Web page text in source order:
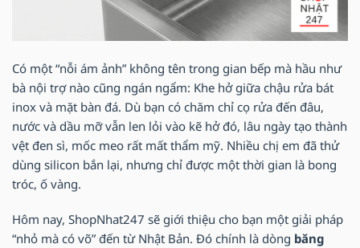
Có một “nỗi ám ảnh” không tên trong gian bếp mà hầu như
bà nội trợ nào cũng ngán ngẩm: Khe hở giữa chậu rửa bát
inox và mặt bàn đá. Dù bạn có chăm chỉ cọ rửa đến đâu,
nước và dầu mỡ vẫn len lỏi vào kẽ hở đó, lâu ngày tạo thành
vệt đen sì, mốc meo rất mất thẩm mỹ. Nhiều chị em đã thử
dùng silicon bắn lại, nhưng chỉ được một thời gian là bong
tróc, ố vàng.
Hôm nay, ShopNhat247 sẽ giới thiệu cho bạn một giải pháp
“nhỏ mà có võ” đến từ Nhật Bản. Đó chính là dòng băng